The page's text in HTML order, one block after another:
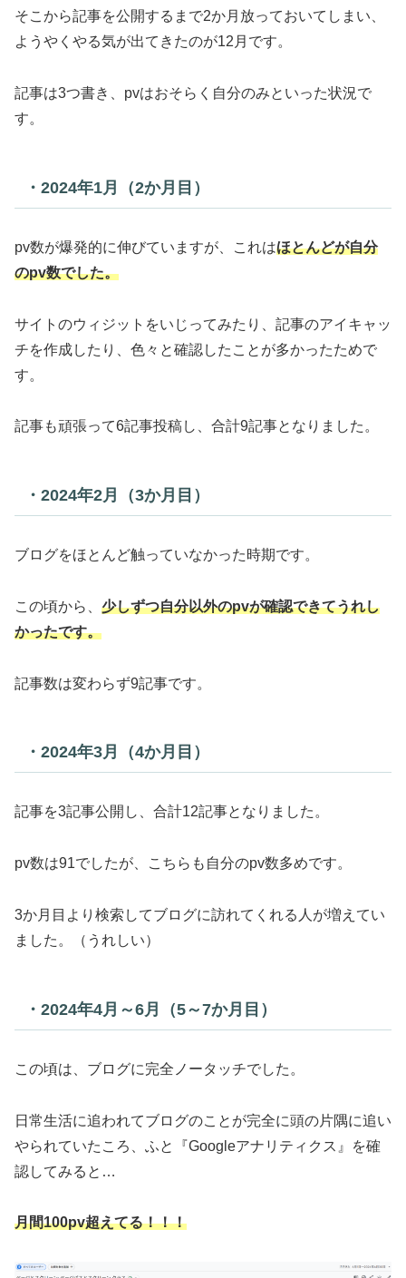
そこから記事を公開するまで2か月放っておいてしまい、
ようやくやる気が出てきたのが12月です。
記事は3つ書き、pvはおそらく自分のみといった状況で
す。
・2024年1月（2か月目）
pv数が爆発的に伸びていますが、これはほとんどが自分
のpv数でした。
サイトのウィジットをいじってみたり、記事のアイキャッ
チを作成したり、色々と確認したことが多かったためで
す。
記事も頑張って6記事投稿し、合計9記事となりました。
・2024年2月（3か月目）
ブログをほとんど触っていなかった時期です。
この頃から、 少しずつ自分以外のpvが確認できてうれし
かったです。
記事数は変わらず9記事です。
・2024年3月（4か月目）
記事を3記事公開し、合計12記事となりました。
pv数は91でしたが、こちらも自分のpv数多めです。
3か月目より検索してブログに訪れてくれる人が増えてい
ました。（うれしい）
・2024年4月～6月（5～7か月目）
この頃は、ブログに完全ノータッチでした。
日常生活に追われてブログのことが完全に頭の片隅に追い
やられていたころ、ふと『Googleアナリティクス』を確
認してみると…
月間100pv超えてる！！！